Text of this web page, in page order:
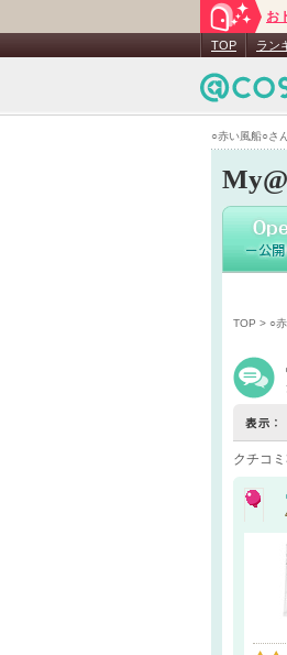
○赤い風船○さ
お
TOP ラン
TOP > ○
クチコ